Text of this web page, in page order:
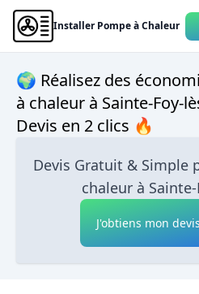
Installer Pompe à Chaleur
🌍 Réalisez des
à chaleur à Sainte-Foy-
Devis en 2 clics 🔥
Devis Gratuit & Simple
chaleur à
J'obtiens mon